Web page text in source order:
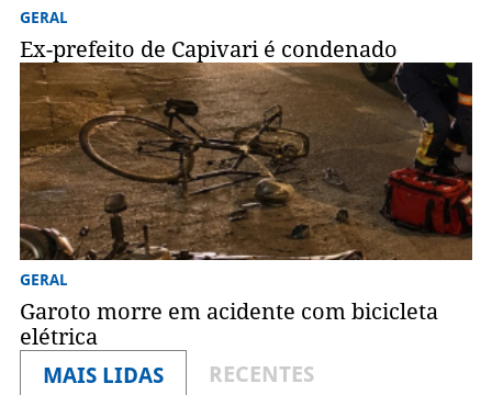
GERAL
Ex-prefeito de Capivari é condenado
GERAL
Garoto morre em acidente com bicicleta
elétrica
MAIS LIDAS
RECENTES